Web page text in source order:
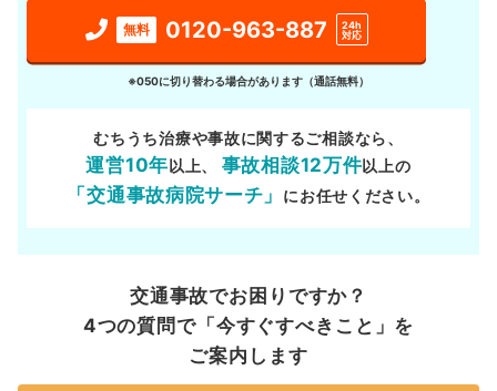
無料 0120-963-887
24h
対応
※050に切り替わる場合があります（通話無料）
むちうち治療や事故に関するご相談なら、
運営10年以上、 事故相談12万件以上の
「交通事故病院サーチ」 にお任せください。
交通事故でお困りですか？
4つの質問で「今すぐすべきこと」を
ご案内します